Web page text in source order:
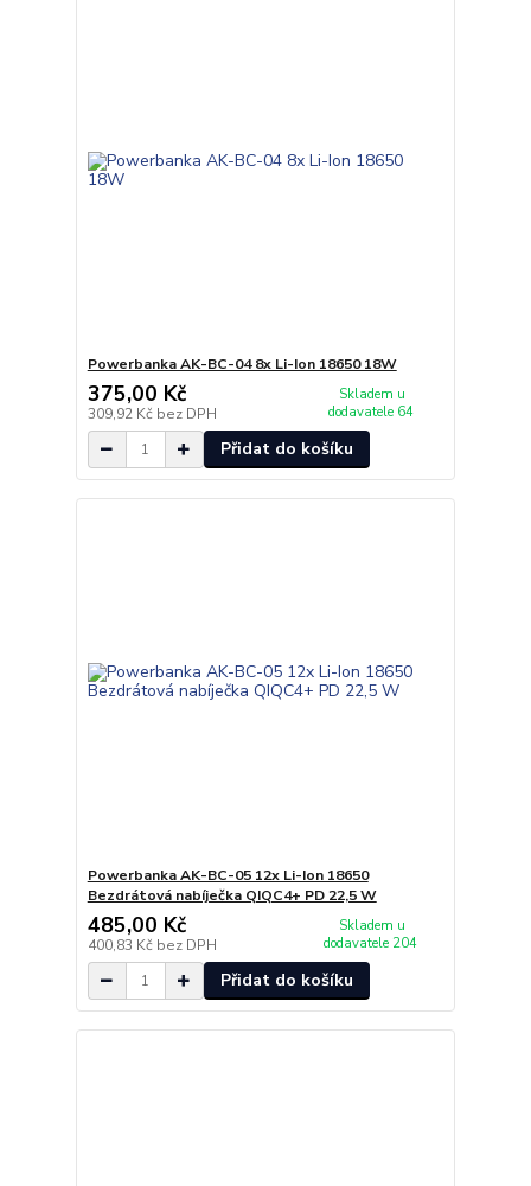
Powerbanka AK-BC-04 8x Li-Ion 18650 18W
375,00 Kč
309,92 Kč bez DPH
Skladem u
dodavatele 64
Přidat do košíku
Powerbanka AK-BC-05 12x Li-Ion 18650
Bezdrátová nabíječka QIQC4+ PD 22,5 W
485,00 Kč
400,83 Kč bez DPH
Skladem u
dodavatele 204
Přidat do košíku